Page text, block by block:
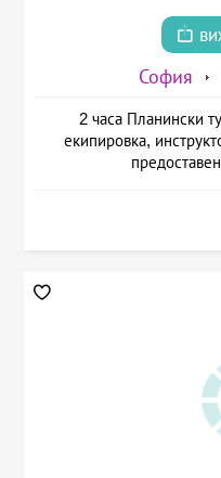
София
2 часа Планински
екипировка,